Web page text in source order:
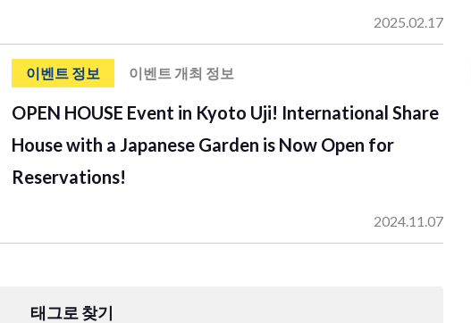
2025.02.17
이벤트 정보 이벤트 개최 정보
OPEN HOUSE Event in Kyoto Uji! International Share
House with a Japanese Garden is Now Open for
Reservations!
2024.11.07
태그로 찾기